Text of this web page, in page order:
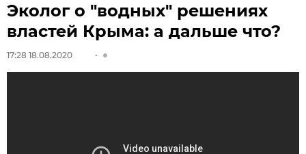
Эколог о "водных" решениях
властей Крыма: а дальше что?
17:28 18.08.2020